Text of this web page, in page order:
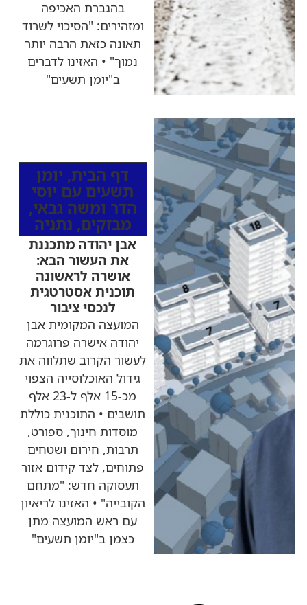
בהגברת האכיפה
ומזהירים: "הסיכוי לשרוד
תאונה כזאת הרבה יותר
נמוך" • האזינו לדברים
ב"יומן תשעים"
דף הבית, יומן
תשעים עם יוסי
הדר ומשה גבאי,
מבזקים, נתניה
אבן יהודה מתכננת
את העשור הבא:
אושרה לראשונה
תוכנית אסטרטגית
לנכסי ציבור
המועצה המקומית אבן
יהודה אישרה פרוגרמה
לעשור הקרוב שתלווה את
גידול האוכלוסייה הצפוי
מכ-15 אלף ל-23 אלף
תושבים • התוכנית כוללת
מוסדות חינוך, ספורט,
תרבות, חירום ושטחים
פתוחים, לצד קידום אזור
תעסוקה חדש: "מתחם
הקובייה" • האזינו לריאיון
עם ראש המועצה מתן
כצמן ב"יומן תשעים"